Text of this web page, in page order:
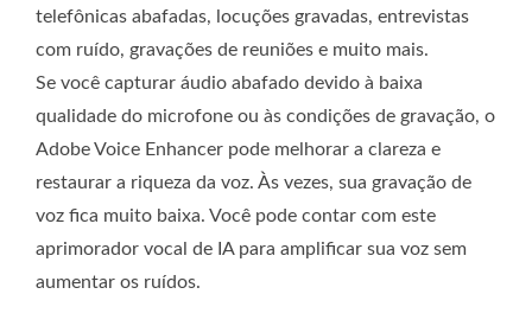
telefônicas abafadas, locuções gravadas, entrevistas
com ruído, gravações de reuniões e muito mais.
Se você capturar áudio abafado devido à baixa
qualidade do microfone ou às condições de gravação, o
Adobe Voice Enhancer pode melhorar a clareza e
restaurar a riqueza da voz. Às vezes, sua gravação de
voz fica muito baixa. Você pode contar com este
aprimorador vocal de IA para amplificar sua voz sem
aumentar os ruídos.